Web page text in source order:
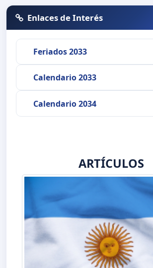
Enlaces de Interés
Feriados 2033
Calendario 2033
Calendario 2034
ARTÍCULOS